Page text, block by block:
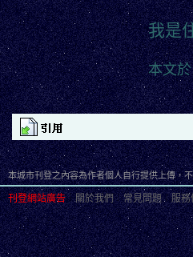
我是
本文
本城市刊登之內容為作者個人自行提供上傳，
刊登網站廣告︱關於我們︱常見問題︱服務